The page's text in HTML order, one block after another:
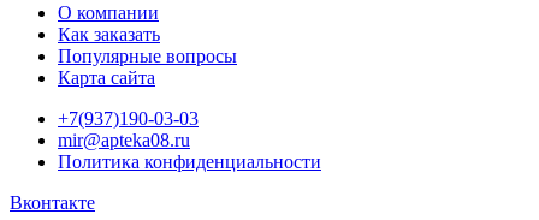
О компании
Как заказать
Популярные вопросы
Карта сайта
+7(937)190-03-03
mir@apteka08.ru
Политика конфиденциальности
Вконтакте